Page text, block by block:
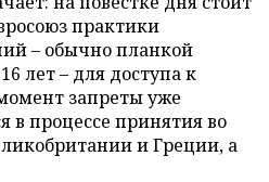
практики
– обычно планкой
лет – для доступа к
запреты уже
в процессе принятия во
и Греции, а